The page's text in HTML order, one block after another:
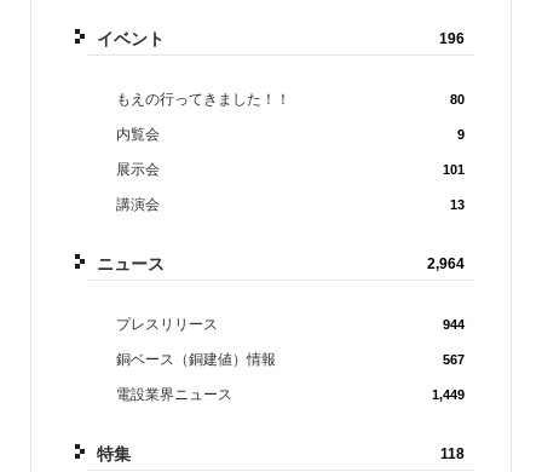
イベント 196
もえの行ってきました！！ 80
内覧会 9
展示会 101
講演会 13
ニュース 2,964
プレスリリース 944
銅ベース（銅建値）情報 567
電設業界ニュース 1,449
特集 118